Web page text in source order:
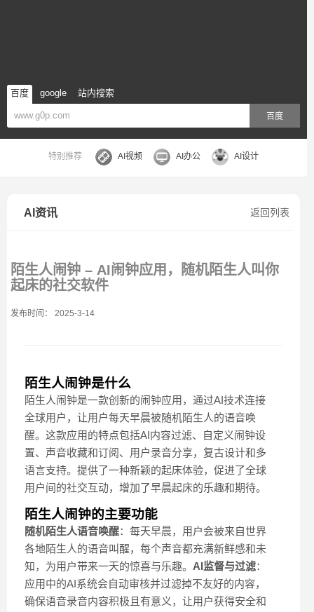
百度 google 站内搜索
百度
特别推荐 AI视频 AI办公 AI设计
返回列表
AI资讯
陌生人闹钟 – AI闹钟应用，随机陌生人叫你
起床的社交软件
发布时间： 2025-3-14
陌生人闹钟是什么
陌生人闹钟是一款创新的闹钟应用，通过AI技术连接
全球用户，让用户每天早晨被随机陌生人的语音唤
醒。这款应用的特点包括AI内容过滤、自定义闹钟设
置、声音收藏和订阅、用户录音分享，复古设计和多
语言支持。提供了一种新颖的起床体验，促进了全球
用户间的社交互动，增加了早晨起床的乐趣和期待。
陌生人闹钟的主要功能
随机陌生人语音唤醒：每天早晨，用户会被来自世界
各地陌生人的语音叫醒，每个声音都充满新鲜感和未
知，为用户带来一天的惊喜与乐趣。 AI监督与过滤：
应用中的AI系统会自动审核并过滤掉不友好的内容，
确保语音录音内容积极且有意义，让用户获得安全和